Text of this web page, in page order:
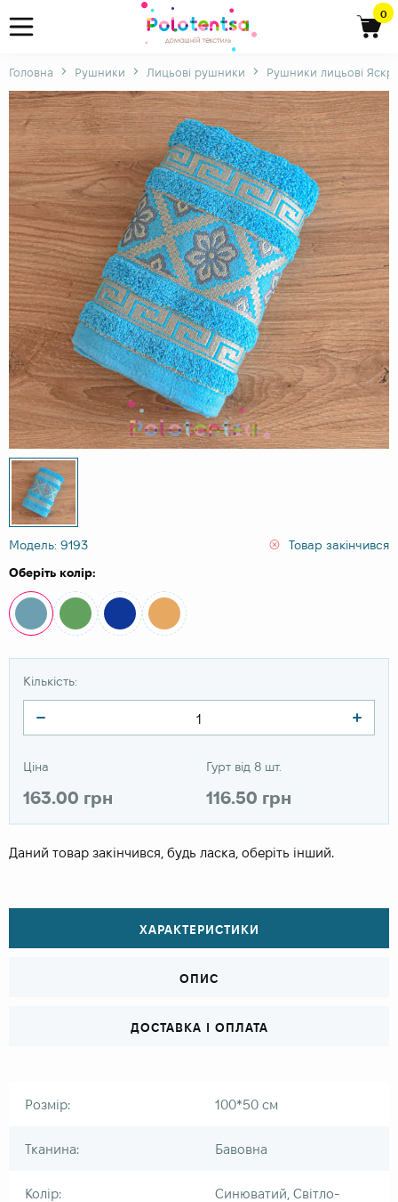
0
Головна Рушники Лицьові рушники Рушники лицьові
Модель: 9193
Товар закінчився
Оберіть колір:
Кількість:
Ціна
163.00 грн
Гурт від 8 шт.
116.50 грн
Даний товар закінчився, будь ласка, оберіть інший.
ХАРАКТЕРИСТИКИ
ОПИС
ДОСТАВКА І ОПЛАТА
Розмір: 100*50 см
Тканина: Бавовна
Колір:
Синюватий, Світло-